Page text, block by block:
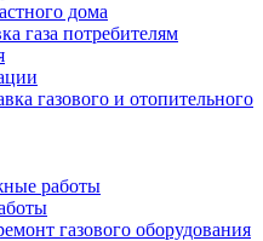
дома
газа потребителям
газового и отопительного
работы
газового оборудования